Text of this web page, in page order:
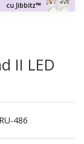
cu Jibbitz™
II LED
486